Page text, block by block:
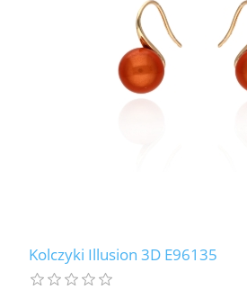
Kolczyki Illusion 3D E96135